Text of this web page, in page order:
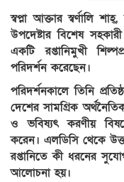
স্বপ্না আক্তার স্বর্ণালি
উপদেষ্টার বিশেষ
একটি রপ্তানিমুখী
পরিদর্শন করেছেন।
পরিদর্শনকালে তিনি
দেশের সামগ্রিক
ও ভবিষ্যৎ করণীয়
করেন। এলডিসি থেকে
রপ্তানিতে কী ধরনের
আলোচনা হয়।